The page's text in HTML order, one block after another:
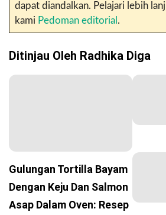
dapat diandalkan. Pelajari lebih
kami Pedoman editorial .
Ditinjau Oleh Radhika Diga
Gulungan Tortilla Bayam
Dengan Keju Dan Salmon
Asap Dalam Oven: Resep